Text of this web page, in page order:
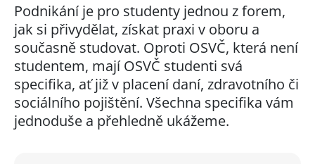
Podnikání je pro studenty jednou z forem,
jak si přivydělat, získat praxi v oboru a
současně studovat. Oproti OSVČ, která není
studentem, mají OSVČ studenti svá
specifika, ať již v placení daní, zdravotního či
sociálního pojištění. Všechna specifika vám
jednoduše a přehledně ukážeme.